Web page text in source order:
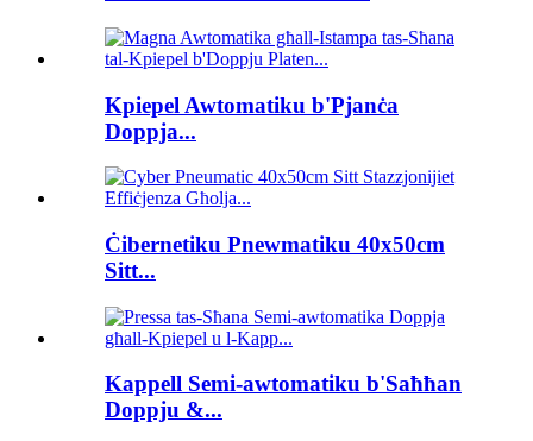
Kpiepel Awtomatiku b'Pjanċa
Doppja...
Ċibernetiku Pnewmatiku 40x50cm
Sitt...
Kappell Semi-awtomatiku b'Saħħan
Doppju &...